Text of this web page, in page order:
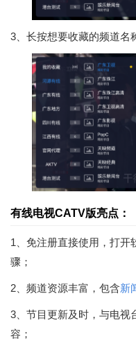
3、长按想要收藏的频道名
有线电视CATV版亮点：
1、免注册直接使用，打开
骤；
2、频道资源丰富，包含新
3、节目更新及时，与电视
容；